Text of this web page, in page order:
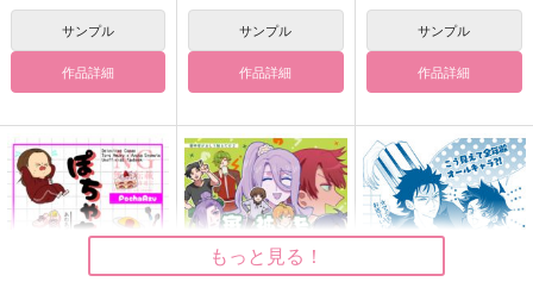
サンプル
作品詳細
サンプル
作品詳細
サンプル
作品詳細
もっと見る！